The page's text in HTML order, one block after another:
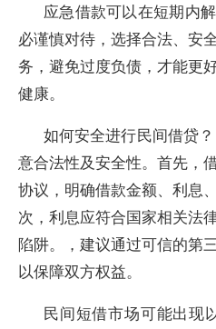
应急借款可以在短期内
必谨慎对待，选择合法、安
务，避免过度负债，才能更
健康。
如何安全进行民间借贷
意合法性及安全性。首先，
协议，明确借款金额、利息
次，利息应符合国家相关法
陷阱。，建议通过可信的第
以保障双方权益。
民间短借市场可能出现